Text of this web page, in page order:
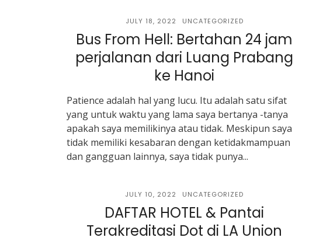
JULY 18, 2022 UNCATEGORIZED
Bus From Hell: Bertahan 24 jam
perjalanan dari Luang Prabang
ke Hanoi
Patience adalah hal yang lucu. Itu adalah satu sifat
yang untuk waktu yang lama saya bertanya -tanya
apakah saya memilikinya atau tidak. Meskipun saya
tidak memiliki kesabaran dengan ketidakmampuan
dan gangguan lainnya, saya tidak punya...
JULY 10, 2022 UNCATEGORIZED
DAFTAR HOTEL & Pantai
Terakreditasi Dot di LA Union